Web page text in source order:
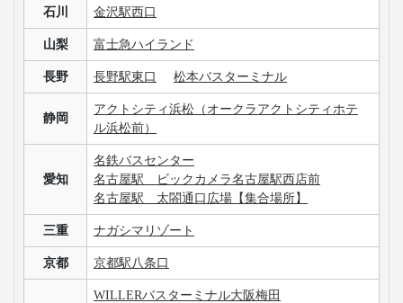
石川 金沢駅西口
山梨 富士急ハイランド
長野 長野駅東口 松本バスターミナル
静岡
アクトシティ浜松（オークラアクトシティホテ
ル浜松前）
愛知
名鉄バスセンター
名古屋駅 ビックカメラ名古屋駅西店前
名古屋駅 太閤通口広場【集合場所】
三重 ナガシマリゾート
京都 京都駅八条口
WILLERバスターミナル大阪梅田